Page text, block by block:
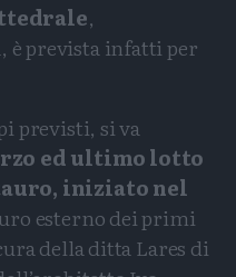
,
è prevista infatti per
previsti, si va
ed ultimo lotto
iniziato nel
esterno dei primi
della ditta Lares di